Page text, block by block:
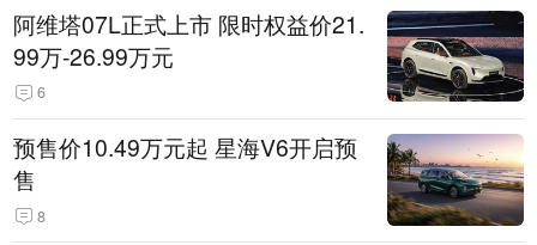
阿维塔07L正式上市 限时权益价21.
99万-26.99万元
6
预售价10.49万元起 星海V6开启预
售
8